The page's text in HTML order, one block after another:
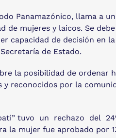
Panamazónico, llama a
de mujeres y laicos. Se
capacidad de decisión en
de Estado.
la posibilidad de
y reconocidos por la
tuvo un rechazo del
la mujer fue aprobado por